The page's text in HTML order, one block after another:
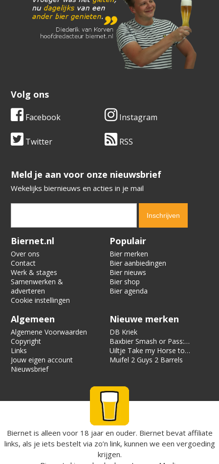
Volg ons
Facebook Instagram
Twitter RSS
​​​​​​​Meld je aan voor onze nieuwsbrief
Wekelijks biernieuws en acties in je mail
Verification code:
Biernet.nl
Over ons
Contact
Werk & stages
Samenwerken &
adverteren
Cookie instellingen
Populair
Bier merken
Bier aanbiedingen
Bier nieuws
Bier shop
Bier agenda
Algemeen
Algemene Voorwaarden
Copyright
Links
Jouw eigen account
Nieuwsbrief
Nieuwe merken
DB Kriek
Baxbier Smash or Pass:
Strata
Uiltje Take my Horse to
the Hotel Room
Muifel 2 Guys 2 Barrels
Biernet is alleen voor 18 jaar en ouder. Biernet bevat affiliate
links, als je iets bestelt via zo’n link, kunnen we een vergoeding
krijgen.